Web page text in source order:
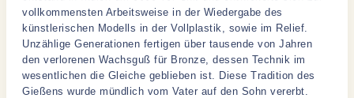
vollkommensten Arbeitsweise in der Wiedergabe des
künstlerischen Modells in der Vollplastik, sowie im Relief.
Unzählige Generationen fertigen über tausende von Jahren
den verlorenen Wachsguß für Bronze, dessen Technik im
wesentlichen die Gleiche geblieben ist. Diese Tradition des
Gießens wurde mündlich vom Vater auf den Sohn vererbt.